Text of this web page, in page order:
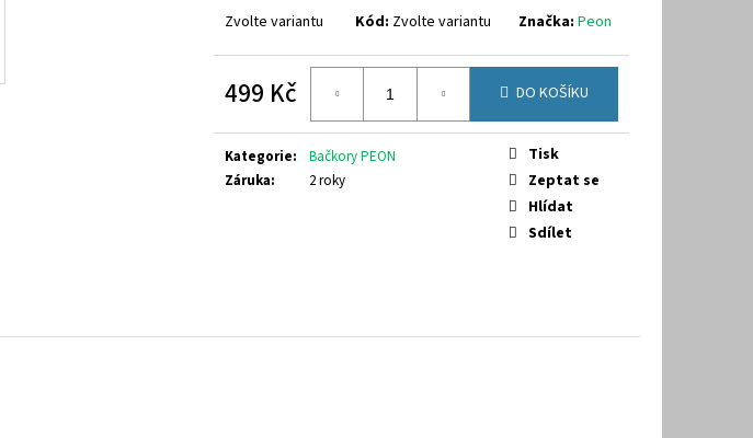
Zvolte variantu Kód: Zvolte variantu Značka:Peon
499 Kč
cena:
DO KOŠÍKU
Kategorie:
Bačkory PEON
Záruka: 2 roky
Tisk
Zeptat se
Hlídat
Sdílet